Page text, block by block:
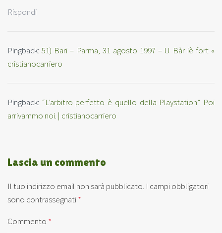
Rispondi
Pingback:51) Bari – Parma, 31 agosto 1997 – U Bàr iè fort «
cristianocarriero
Pingback: “L’arbitro perfetto è quello della Playstation” Poi
arrivammo noi. | cristianocarriero
Lascia un commento
Il tuo indirizzo email non sarà pubblicato. I campi obbligatori
sono contrassegnati*
Commento *